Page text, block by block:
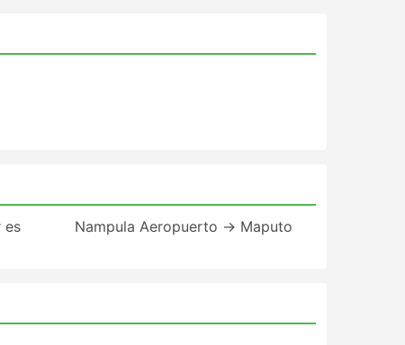
es
Nampula Aeropuerto → Maputo